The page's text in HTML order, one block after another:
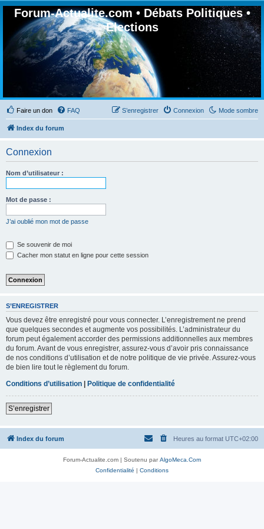
Forum-Actualite.com • Débats Politiques •
Elections
Faire un don Mode sombre
FAQ Connexion
S’enregistrer
Index du forum
Connexion
Nom d’utilisateur :
Mot de passe :
J’ai oublié mon mot de passe
Se souvenir de moi
Cacher mon statut en ligne pour cette session
S’ENREGISTRER
Vous devez être enregistré pour vous connecter. L’enregistrement ne prend
que quelques secondes et augmente vos possibilités. L’administrateur du
forum peut également accorder des permissions additionnelles aux membres
du forum. Avant de vous enregistrer, assurez-vous d’avoir pris connaissance
de nos conditions d’utilisation et de notre politique de vie privée. Assurez-vous
de bien lire tout le règlement du forum.
Conditions d’utilisation | Politique de confidentialité
S’enregistrer
Index du forum Heures au format UTC+02:00
Forum-Actualite.com | Soutenu parAlgoMeca.Com
Confidentialité | Conditions